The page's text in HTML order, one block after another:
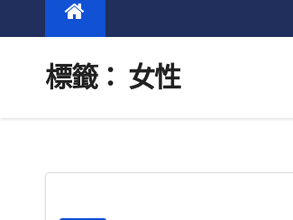
標籤： 女性